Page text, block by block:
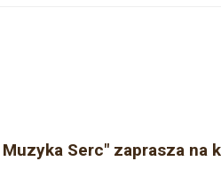
Serc" zaprasza na